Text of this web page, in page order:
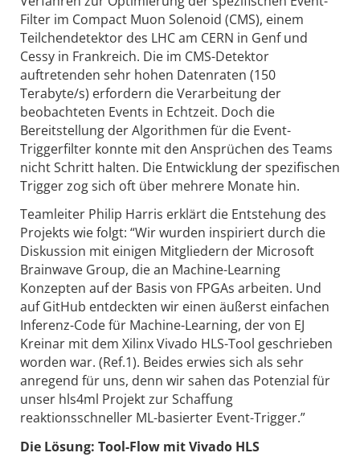
Filter im Compact Muon Solenoid (CMS), einem
Teilchendetektor des LHC am CERN in Genf und
Cessy in Frankreich. Die im CMS-Detektor
auftretenden sehr hohen Datenraten (150
Terabyte/s) erfordern die Verarbeitung der
beobachteten Events in Echtzeit. Doch die
Bereitstellung der Algorithmen für die Event-
Triggerfilter konnte mit den Ansprüchen des Teams
nicht Schritt halten. Die Entwicklung der spezifischen
Trigger zog sich oft über mehrere Monate hin.
Teamleiter Philip Harris erklärt die Entstehung des
Projekts wie folgt: “Wir wurden inspiriert durch die
Diskussion mit einigen Mitgliedern der Microsoft
Brainwave Group, die an Machine-Learning
Konzepten auf der Basis von FPGAs arbeiten. Und
auf GitHub entdeckten wir einen äußerst einfachen
Inferenz-Code für Machine-Learning, der von EJ
Kreinar mit dem Xilinx Vivado HLS-Tool geschrieben
worden war. (Ref.1). Beides erwies sich als sehr
anregend für uns, denn wir sahen das Potenzial für
unser hls4ml Projekt zur Schaffung
reaktionsschneller ML-basierter Event-Trigger.”
Die Lösung: Tool-Flow mit Vivado HLS